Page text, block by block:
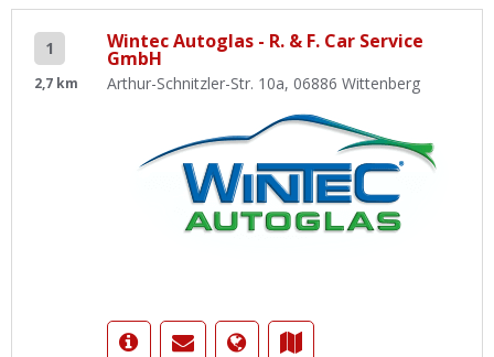
1
2,7 km
Wintec Autoglas - R. & F. Car Service
GmbH
Arthur-Schnitzler-Str. 10a, 06886 Wittenberg